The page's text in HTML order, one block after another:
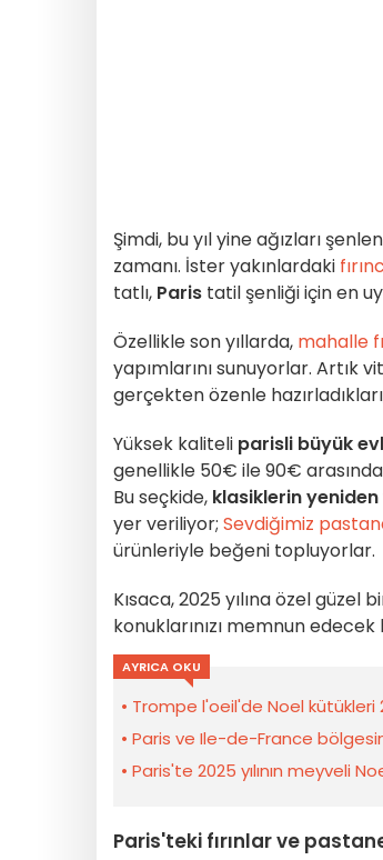
Şimdi, bu yıl yine ağızları
zamanı. İster yakınlardaki
tatlı, Paris tatil şenliği için en
Özellikle son yıllarda, mahalle
yapımlarını sunuyorlar. Artık
gerçekten özenle
Yüksek kaliteli parisli büyük
genellikle 50€ ile 90€
Bu seçkide, klasiklerin
yer veriliyor; Sevdiğimiz
ürünleriyle beğeni topluyorlar.
Kısaca, 2025 yılına özel güzel
konuklarınızı memnun edecek
AYRICA OKU
Trompe l'oeil'de Noel kütükleri
Paris ve Ile-de-France
Paris'te 2025 yılının meyveli
Paris'teki fırınlar ve